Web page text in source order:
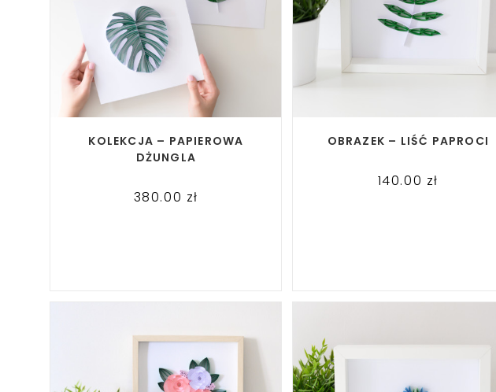
KOLEKCJA – PAPIEROWA
DŻUNGLA
380.00 zł
READ MORE
OBRAZEK – LIŚĆ PAPROCI
140.00 zł